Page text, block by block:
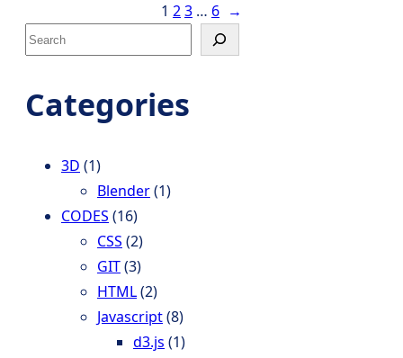
1 23 … 6 →
S
e
rCategories
3D (1)
Blender(1)
CODES (16)
CSS (2)
GIT(3)
HTML(2)
Javascript(8)
d3.js (1)